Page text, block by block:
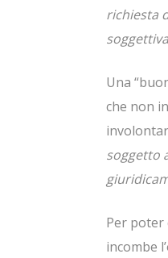
richiesta
Una
che non
soggetto
Per poter
incombe